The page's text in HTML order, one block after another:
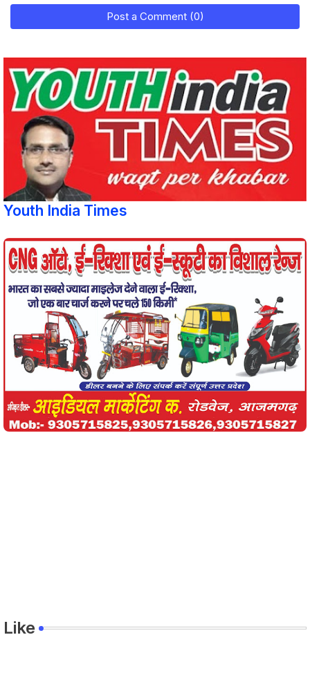
Post a Comment (0)
Youth India Times
Like